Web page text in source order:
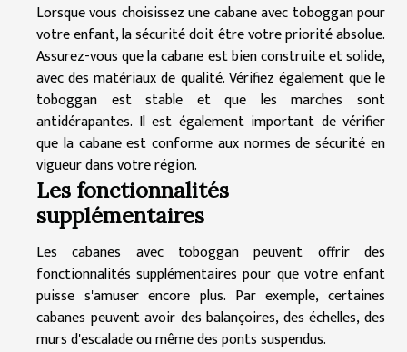
Lorsque vous choisissez une cabane avec toboggan pour
votre enfant, la sécurité doit être votre priorité absolue.
Assurez-vous que la cabane est bien construite et solide,
avec des matériaux de qualité. Vérifiez également que le
toboggan est stable et que les marches sont
antidérapantes. Il est également important de vérifier
que la cabane est conforme aux normes de sécurité en
vigueur dans votre région.
Les fonctionnalités
supplémentaires
Les cabanes avec toboggan peuvent offrir des
fonctionnalités supplémentaires pour que votre enfant
puisse s'amuser encore plus. Par exemple, certaines
cabanes peuvent avoir des balançoires, des échelles, des
murs d'escalade ou même des ponts suspendus.